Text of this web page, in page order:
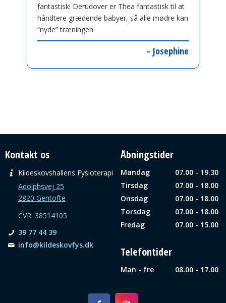
fantastisk! Derudover er Thea fantastisk til at
håndtere grædende babyer, så alle mødre kan
“nyde” træningen
– Josephine
Kontakt os
Kildeskovshallens Fysioterapi
Adolphsvej 25
2820 Gentofte
CVR: 38514105
39 77 44 39
info@­kildeskovfys.dk
Åbningstider
Mandag
07.00 - 19.30
Tirsdag
07.00 - 18.00
Onsdag
07.00 - 18.00
Torsdag
07.00 - 18.00
Fredag
07.00 - 15.00
Telefontider
Man - fre 08.00 - 17.00